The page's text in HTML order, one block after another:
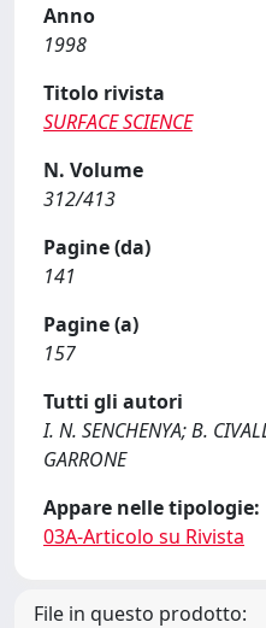
Anno
1998
Titolo rivista
SURFACE SCIENCE
N. Volume
312/413
Pagine (da)
141
Pagine (a)
157
Tutti gli autori
I. N. SENCHENYA; B.
GARRONE
Appare nelle tipologie:
03A-Articolo su Rivista
File in questo prodotto: